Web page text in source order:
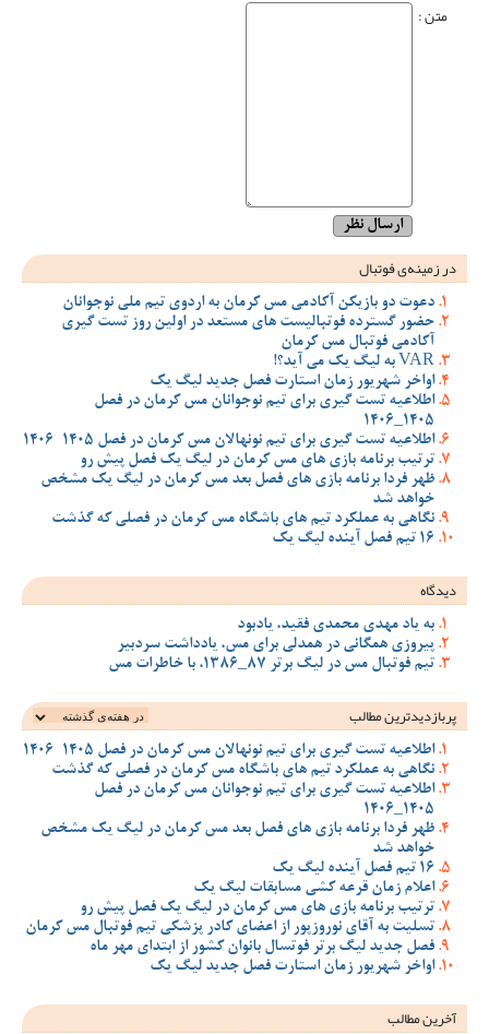
متن :
در زمینه‌ی فوتبال
دعوت دو بازیکن آکادمی مس کرمان به اردوی تیم ملی نوجوانان
حضور گسترده فوتبالیست های مستعد در اولین روز تست گیری
آکادمی فوتبال مس کرمان
VAR به لیگ یک می آید؟!
اواخر شهریور زمان استارت فصل جدید لیگ یک
اطلاعیه تست گیری برای تیم نوجوانان مس کرمان در فصل
1405_1406
اطلاعیه تست گیری برای تیم نونهالان مس کرمان در فصل 1405-1406
ترتیب برنامه بازی های مس کرمان در لیگ یک فصل پیش رو
ظهر فردا برنامه بازی های فصل بعد مس کرمان در لیگ یک مشخص
خواهد شد
نگاهی به عملکرد تیم های باشگاه مس کرمان در فصلی که گذشت
16 تیم فصل آینده لیگ یک
دیدگاه
به یاد مهدی محمدی فقید، یادبود
پیروزی همگانی در همدلی برای مس، یادداشت سردبیر
تیم فوتبال مس در لیگ برتر 87_1386، با خاطرات مس
پربازدیدترین‌ مطالب
اطلاعیه تست گیری برای تیم نونهالان مس کرمان در فصل 1405-1406
نگاهی به عملکرد تیم های باشگاه مس کرمان در فصلی که گذشت
اطلاعیه تست گیری برای تیم نوجوانان مس کرمان در فصل
1405_1406
ظهر فردا برنامه بازی های فصل بعد مس کرمان در لیگ یک مشخص
خواهد شد
16 تیم فصل آینده لیگ یک
اعلام زمان قرعه کشی مسابقات لیگ یک
ترتیب برنامه بازی های مس کرمان در لیگ یک فصل پیش رو
تسلیت به آقای نوروزپور از اعضای کادر پزشکی تیم فوتبال مس کرمان
فصل جدید لیگ برتر فوتسال بانوان کشور از ابتدای مهر ماه
اواخر شهریور زمان استارت فصل جدید لیگ یک
آخرین مطالب